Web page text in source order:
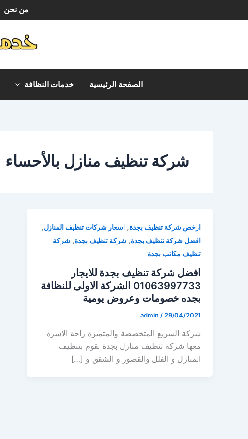
إلى
من نحن
الصفحة الرئيسية خدمات النظافة
شركة تنظيف منازل بالأحساء
ارخص شركة تنظيف بجدة, اسعار شركات تنظيف المنازل,
افضل شركة تنظيف بجدة, شركة تنظيف بجدة, شركة
تنظيف مكاتب بجدة
افضل شركة تنظيف بجدة للايجار
01063997733 الشركة الاولى للنظافة
بجده خصومات وعروض يومية
admin / 29/04/2021
شركة السريع المتخصصة والمتميزة راحة الاسرة
معها شركة تنظيف منازل بجدة نقوم بتنظيف
المنازل و الفلل والقصور و الشقق و […]